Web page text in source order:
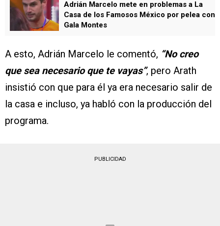
Adrián Marcelo mete en problemas a La
Casa de los Famosos México por pelea con
Gala Montes
A esto, Adrián Marcelo le comentó, “No creo
que sea necesario que te vayas”, pero Arath
insistió con que para él ya era necesario salir de
la casa e incluso, ya habló con la producción del
programa.
PUBLICIDAD